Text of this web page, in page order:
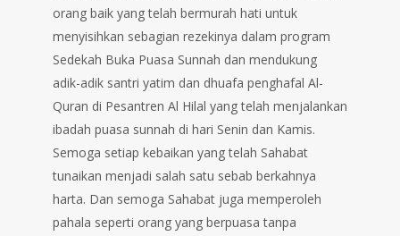
orang baik yang telah bermurah hati untuk
menyisihkan sebagian rezekinya dalam program
Sedekah Buka Puasa Sunnah dan mendukung
adik-adik santri yatim dan dhuafa penghafal Al-
Quran di Pesantren Al Hilal yang telah menjalankan
ibadah puasa sunnah di hari Senin dan Kamis.
Semoga setiap kebaikan yang telah Sahabat
tunaikan menjadi salah satu sebab berkahnya
harta. Dan semoga Sahabat juga memperoleh
pahala seperti orang yang berpuasa tanpa